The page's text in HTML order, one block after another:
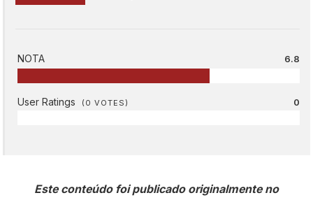
NOTA 6.8
User Ratings (0 VOTES) 0
Este conteúdo foi publicado originalmente no